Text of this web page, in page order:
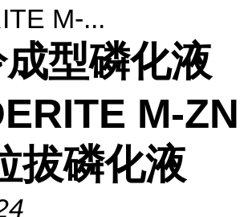
M-...
型磷化液
M-ZN
拔磷化液